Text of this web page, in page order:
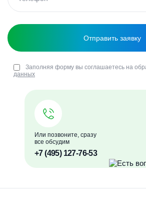
Или позвоните, сразу
все обсудим
+7 (495) 127-76-53
Заполняя форму вы соглашаетесь на
данных